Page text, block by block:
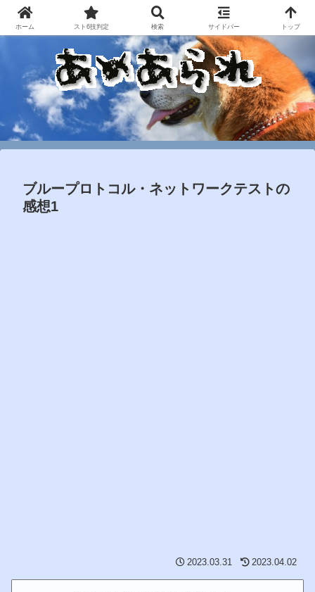
ブループロトコル・ネットワークテストの
感想1
2023.03.31 2023.04.02
ホーム スト6技判定 検索 サイドバー トップ